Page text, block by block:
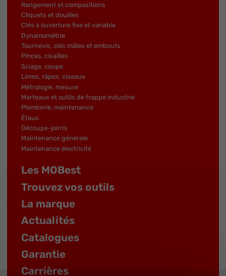
Rangement et compositions
Cliquets et douilles
Clés à ouverture fixe et variable
Dynamométrie
Tournevis, clés mâles et embouts
Pinces, cisailles
Sciage, coupe
Limes, râpes, ciseaux
Métrologie, mesure
Marteaux et outils de frappe industrie
Plomberie, maintenance
Étaux
Découpe-joints
Maintenance générale
Maintenance électricité
Les MOBest
Trouvez vos outils
La marque
Actualités
Catalogues
Garantie
Carrières